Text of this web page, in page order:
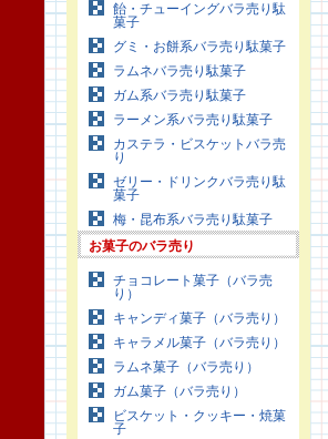
飴・チューイングバラ売り駄
菓子
グミ・お餅系バラ売り駄菓子
ラムネバラ売り駄菓子
ガム系バラ売り駄菓子
ラーメン系バラ売り駄菓子
カステラ・ビスケットバラ売
り
ゼリー・ドリンクバラ売り駄
菓子
梅・昆布系バラ売り駄菓子
お菓子のバラ売り
チョコレート菓子（バラ売
り）
キャンディ菓子（バラ売り）
キャラメル菓子（バラ売り）
ラムネ菓子（バラ売り）
ガム菓子（バラ売り）
ビスケット・クッキー・焼菓
子